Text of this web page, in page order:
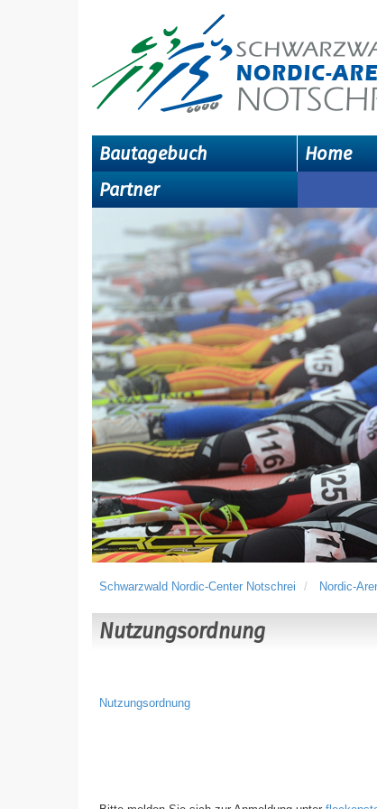
Bautagebuch Home
Partner
Schwarzwald Nordic-Center Notschrei Nordic-
Nutzungsordnung
Nutzungsordnung